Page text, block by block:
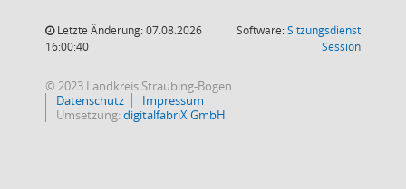
Letzte Änderung: 07.08.2026
16:00:40
Software:Sitzungsdienst
Session(Wird in
© 2023 Landkreis Straubing-Bogen
Datenschutz
Impressum
Umsetzung:digitalfabriX GmbH